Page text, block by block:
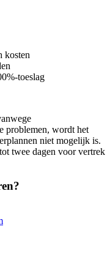
kosten
toeslag
problemen, wordt het
niet mogelijk is.
twee dagen voor vertrek